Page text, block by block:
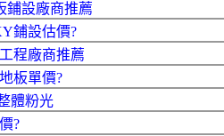
鋪設廠商推薦
鋪設估價?
程廠商推薦
板單價?
體粉光
?